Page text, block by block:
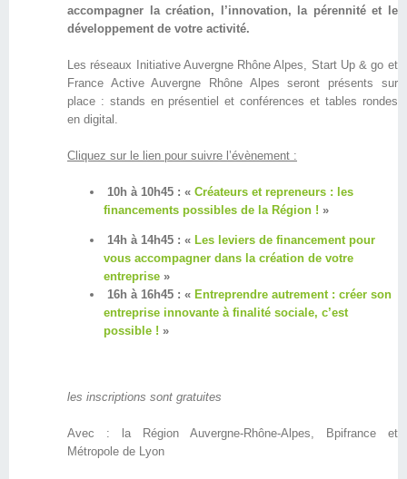
accompagner la création, l’innovation, la pérennité et le
développement de votre activité.
Les réseaux Initiative Auvergne Rhône Alpes, Start Up & go et
France Active Auvergne Rhône Alpes seront présents sur
place : stands en présentiel et conférences et tables rondes
en digital.
Cliquez sur le lien pour suivre l’évènement :
10h à 10h45 : « Créateurs et repreneurs : les
financements possibles de la Région ! »
14h à 14h45 : « Les leviers de financement pour
vous accompagner dans la création de votre
entreprise »
16h à 16h45 : « Entreprendre autrement : créer son
entreprise innovante à finalité sociale, c’est
possible ! »
les inscriptions sont gratuites
Avec : la Région Auvergne-Rhône-Alpes, Bpifrance et
Métropole de Lyon